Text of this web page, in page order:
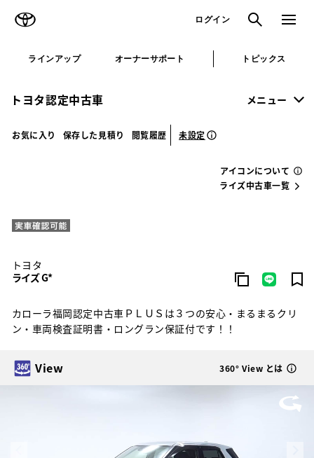
ログイン 検索 メニュ
ラインアップ オーナーサポート トピックス
トヨタ認定中古車 メニュー
お気に入り 保存した見積り 閲覧履歴 未設定
アイコンについて
ライズ中古車一覧
トヨタ
ライズ G*
カローラ福岡認定中古車ＰＬＵＳは３つの安心・まるまるクリ
ン・車両検査証明書・ロングラン保証付です！！
View 360° View とは